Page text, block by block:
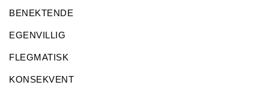
BENEKTENDE
EGENVILLIG
FLEGMATISK
KONSEKVENT